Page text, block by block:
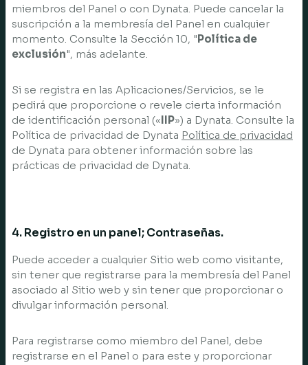
miembros del Panel o con Dynata. Puede cancelar la
suscripción a la membresía del Panel en cualquier
momento. Consulte la Sección 10, "Política de
exclusión", más adelante.
Si se registra en las Aplicaciones/Servicios, se le
pedirá que proporcione o revele cierta información
de identificación personal («IIP») a Dynata. Consulte la
Política de privacidad de Dynata Política de privacidad
de Dynata para obtener información sobre las
prácticas de privacidad de Dynata.
4. Registro en un panel; Contraseñas.
Puede acceder a cualquier Sitio web como visitante,
sin tener que registrarse para la membresía del Panel
asociado al Sitio web y sin tener que proporcionar o
divulgar información personal.
Para registrarse como miembro del Panel, debe
registrarse en el Panel o para este y proporcionar